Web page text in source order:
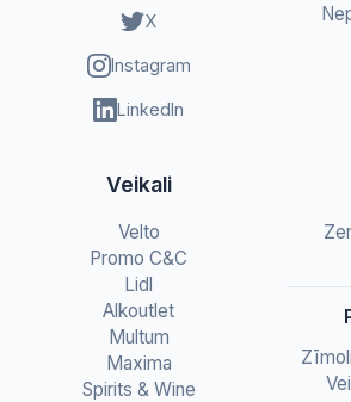
X
Instagram
LinkedIn
Veikali
Velto
Promo C&C
Lidl
Alkoutlet
Multum
Maxima
Spirits & Wine